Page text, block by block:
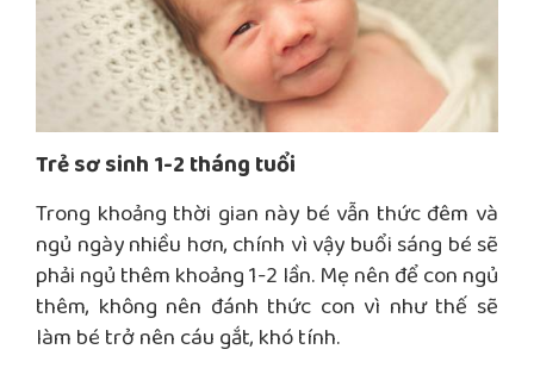
Trẻ sơ sinh 1-2 tháng tuổi
Trong khoảng thời gian này bé vẫn thức đêm và
ngủ ngày nhiều hơn, chính vì vậy buổi sáng bé sẽ
phải ngủ thêm khoảng 1-2 lần. Mẹ nên để con ngủ
thêm, không nên đánh thức con vì như thế sẽ
làm bé trở nên cáu gắt, khó tính.